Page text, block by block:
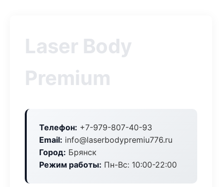
Laser Body
Premium
Телефон: +7-979-807-40-93
Email: info@laserbodypremiu776.ru
Город: Брянск
Режим работы: Пн-Вс: 10:00-22:00